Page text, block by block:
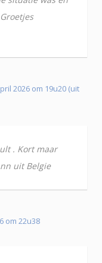
2026 om 19u20 (uit
. Kort maar
uit Belgie
om 22u38